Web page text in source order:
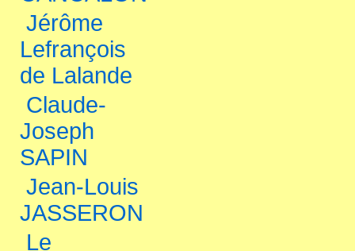
Jérôme
Lefrançois
de Lalande
Claude-
Joseph
SAPIN
Jean-Louis
JASSERON
Le